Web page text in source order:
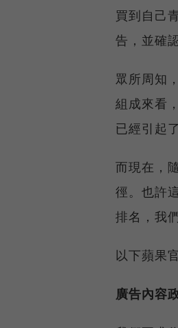
買到自己
告，並確
眾所周知
組成來看
已經引起
而現在，
徑。也許
排名，我
以下蘋果
廣告內容